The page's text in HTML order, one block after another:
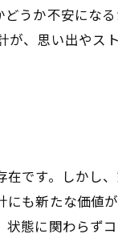
うか不安にな
、思い出やス
です。しかし
も新たな価値
態に関わらず